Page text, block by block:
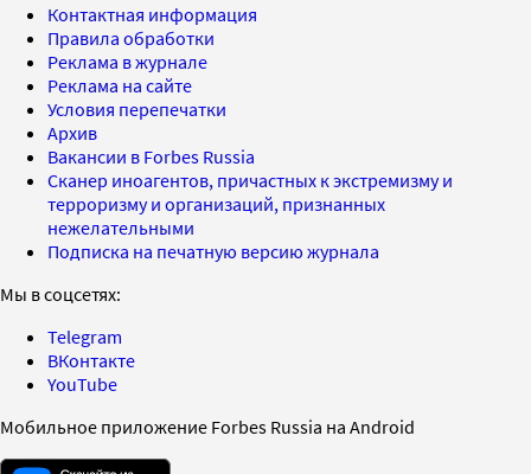
Контактная информация
Правила обработки
Реклама в журнале
Реклама на сайте
Условия перепечатки
Архив
Вакансии в Forbes Russia
Сканер иноагентов, причастных к экстремизму и
терроризму и организаций, признанных
нежелательными
Подписка на печатную версию журнала
Мы в соцсетях:
Telegram
ВКонтакте
YouTube
Мобильное приложение Forbes Russia на Android